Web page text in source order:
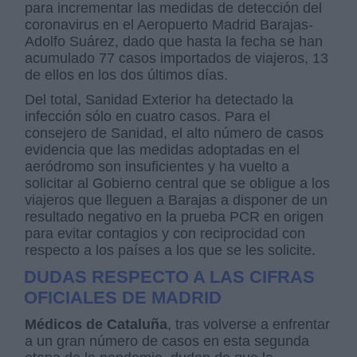
para incrementar las medidas de detección del
coronavirus en el Aeropuerto Madrid Barajas-
Adolfo Suárez, dado que hasta la fecha se han
acumulado 77 casos importados de viajeros, 13
de ellos en los dos últimos días.
Del total, Sanidad Exterior ha detectado la
infección sólo en cuatro casos. Para el
consejero de Sanidad, el alto número de casos
evidencia que las medidas adoptadas en el
aeródromo son insuficientes y ha vuelto a
solicitar al Gobierno central que se obligue a los
viajeros que lleguen a Barajas a disponer de un
resultado negativo en la prueba PCR en origen
para evitar contagios y con reciprocidad con
respecto a los países a los que se les solicite.
DUDAS RESPECTO A LAS CIFRAS
OFICIALES DE MADRID
Médicos de Cataluña, tras volverse a enfrentar
a un gran número de casos en esta segunda